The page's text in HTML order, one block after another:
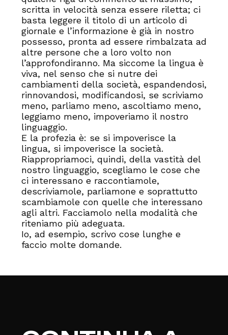
scritta in velocità senza essere riletta; ci
basta leggere il titolo di un articolo di
giornale e l’informazione è già in nostro
possesso, pronta ad essere rimbalzata ad
altre persone che a loro volto non
l’approfondiranno. Ma siccome la lingua è
viva, nel senso che si nutre dei
cambiamenti della società, espandendosi,
rinnovandosi, modificandosi, se scriviamo
meno, parliamo meno, ascoltiamo meno,
leggiamo meno, impoveriamo il nostro
linguaggio.
E la profezia è: se si impoverisce la
lingua, si impoverisce la società.
Riappropriamoci, quindi, della vastità del
nostro linguaggio, scegliamo le cose che
ci interessano e raccontiamole,
descriviamole, parliamone e soprattutto
scambiamole con quelle che interessano
agli altri. Facciamolo nella modalità che
riteniamo più adeguata.
Io, ad esempio, scrivo cose lunghe e
faccio molte domande.